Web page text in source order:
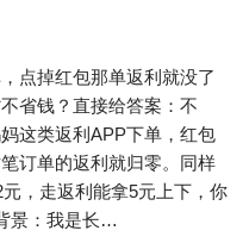
点掉红包那单返利就没了
省钱？直接给答案：不
这类返利APP下单，红包
订单的返利就归零。同样
，走返利能拿5元上下，你
景：我是长…